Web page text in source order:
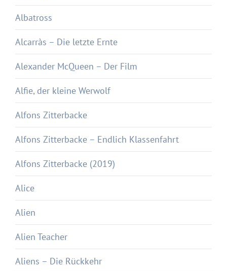
Albatross
Alcarràs – Die letzte Ernte
Alexander McQueen – Der Film
Alfie, der kleine Werwolf
Alfons Zitterbacke
Alfons Zitterbacke – Endlich Klassenfahrt
Alfons Zitterbacke (2019)
Alice
Alien
Alien Teacher
Aliens – Die Rückkehr